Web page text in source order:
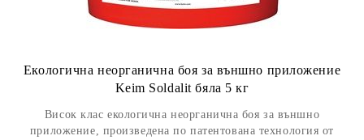
Екологична неорганична боя за външно приложение
Keim Soldalit бяла 5 кг
Висок клас екологична неорганична боя за външно
приложение, произведена по патентована технология от